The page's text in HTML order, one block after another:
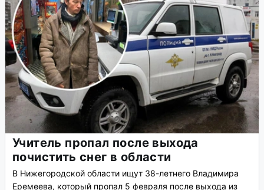
Учитель пропал после выхода
почистить снег в области
В Нижегородской области ищут 38-летнего Владимира
Еремеева, который пропал 5 февраля после выхода из